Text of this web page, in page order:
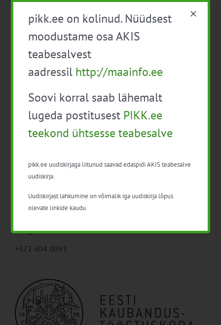
Üritus viiakse läbi„Põllumajanduslike teadmiste ja
innovatsiooni süsteemi“
Sündmuse link:
https://www.koda.ee/et/sundmused/tehisintellekti-
kasutamine-muugitegevuste-planeerimisel
Koolitus on tasuta ja sellest võivad osa võtta kõik
Lisainfo:
Liisi Kirschenberg
Eksporditeenuste koordinaator, Eesti Kaubandus-
Tööstuskoda
liisi@koda.ee
+372 604 0093
pikk.ee on kolinud. Nüüdsest
moodustame osa AKIS
teabesalvest
aadressil http://maainfo.ee
Soovi korral saab lähemalt
lugeda postitusest PIKK.ee
teekond ühtsesse teabesalve
pikk.ee uudiskirjaga liitunud saavad edaspidi AKIS teabesalve
uudiskirja.
Uudiskirjast lahkumine on võimalik iga uudiskirja lõpus
olevate linkide kaudu.